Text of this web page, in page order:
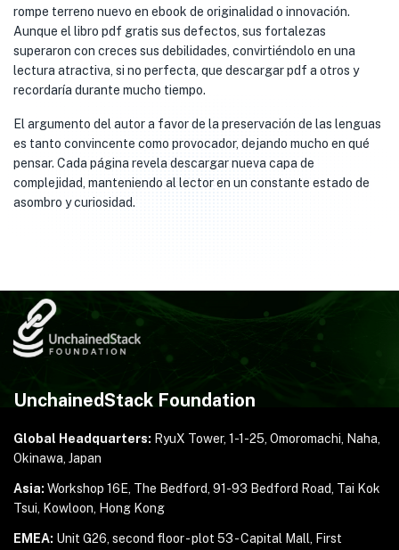
rompe terreno nuevo en ebook de originalidad o innovación.
Aunque el libro pdf gratis sus defectos, sus fortalezas
superaron con creces sus debilidades, convirtiéndolo en una
lectura atractiva, si no perfecta, que descargar pdf a otros y
recordaría durante mucho tiempo.
El argumento del autor a favor de la preservación de las lenguas
es tanto convincente como provocador, dejando mucho en qué
pensar. Cada página revela descargar nueva capa de
complejidad, manteniendo al lector en un constante estado de
asombro y curiosidad.
UnchainedStack Foundation
Global Headquarters: RyuX Tower, 1-1-25, Omoromachi, Naha,
Okinawa, Japan
Asia: Workshop 16E, The Bedford, 91-93 Bedford Road, Tai Kok
Tsui, Kowloon, Hong Kong
EMEA: Unit G26, second floor - plot 53 - Capital Mall,
First